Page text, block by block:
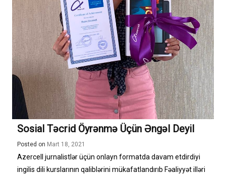
Sosial Təcrid Öyrənmə Üçün Əngəl Deyil
Posted on Mart 18, 2021
Azercell jurnalistlər üçün onlayn formatda davam etdirdiyi
ingilis dili kurslarının qaliblərini mükafatlandırıb Fəaliyyət illəri